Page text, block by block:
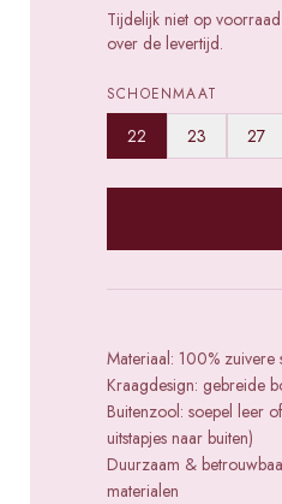
Tijdelijk niet op
over de levertijd.
SCHOENMAAT
22 23 27
Materiaal: 100%
Kraagdesign: gebreide
Buitenzool: soepel leer
uitstapjes naar buiten)
Duurzaam &
materialen